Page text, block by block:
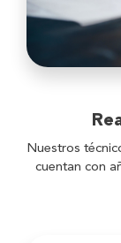
Nuestros
cuentan con